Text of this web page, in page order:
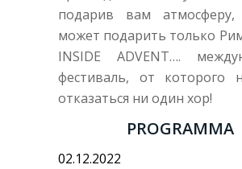
подарив вам атмосферу,
может подарить только
INSIDE ADVENT….
фестиваль, от которого
отказаться ни один хор!
PROGRAMMA
02.12.2022